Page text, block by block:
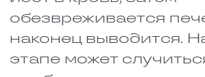
Представьте, вы пьёте две
таблетки — одну за другой или
вообще вместе. Они могут
называется лекарственным